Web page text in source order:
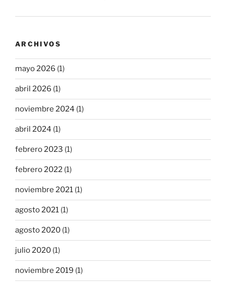
ARCHIVOS
mayo 2026 (1)
abril 2026 (1)
noviembre 2024 (1)
abril 2024 (1)
febrero 2023 (1)
febrero 2022 (1)
noviembre 2021 (1)
agosto 2021 (1)
agosto 2020 (1)
julio 2020 (1)
noviembre 2019 (1)